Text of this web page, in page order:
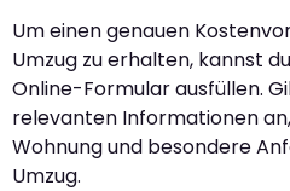
Um einen genauen
Umzug zu erhalten, kannst
Online-Formular ausfüllen.
relevanten Informationen
Wohnung und besondere
Umzug.